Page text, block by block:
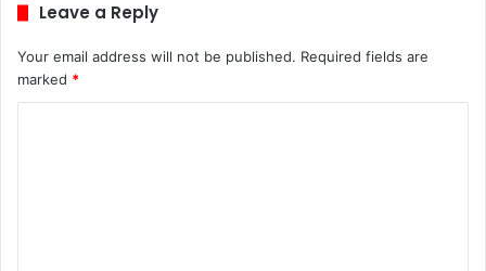
Leave a Reply
Your email address will not be published. Required fields are
marked *